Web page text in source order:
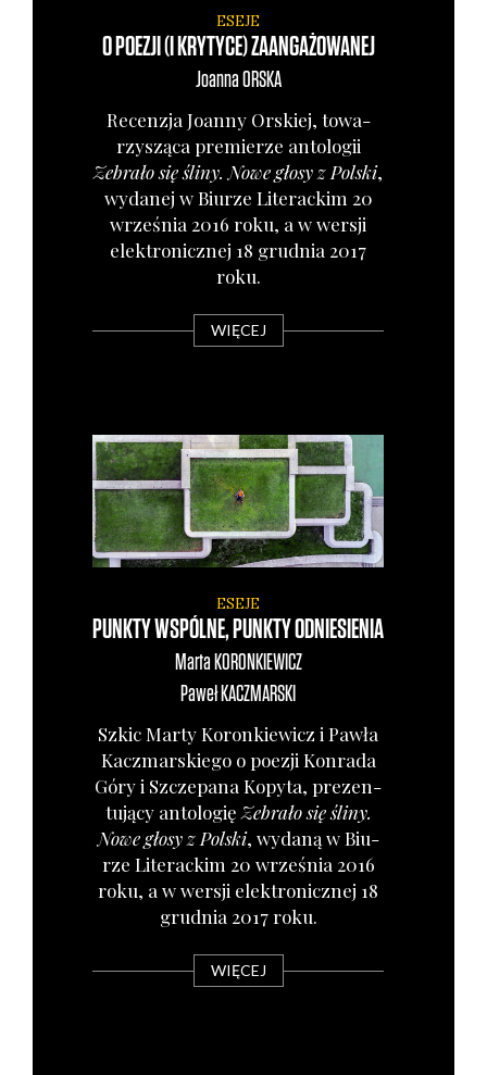
ESEJE
O POEZJI (I KRYTYCE) ZAANGAŻOWANEJ
JoannaORSKA
Recen­zja Joan­ny Orskiej, towa­
rzy­szą­ca pre­mie­rze anto­lo­gii
Zebra­ło się śli­ny. Nowe gło­sy z Pol­ski,
wyda­nej w Biu­rze Lite­rac­kim 20
wrze­śnia 2016 roku, a w wer­sji
elek­tro­nicz­nej 18 grud­nia 2017
roku.
WIĘCEJ
ESEJE
PUNKTY WSPÓLNE, PUNKTY ODNIESIENIA
Marta KORONKIEWICZ
PawełKACZMARSKI
Szkic Mar­ty Koron­kie­wicz i Paw­ła
Kacz­mar­skie­go o poezji Kon­ra­da
Góry i Szcze­pa­na Kopy­ta, pre­zen­
tu­ją­cy anto­lo­gięZebra­ło się śli­ny.
Nowe gło­sy z Pol­ski, wyda­ną w Biu­
rze Lite­rac­kim 20 wrze­śnia 2016
roku, a w wer­sji elek­tro­nicz­nej 18
grud­nia 2017 roku.
WIĘCEJ